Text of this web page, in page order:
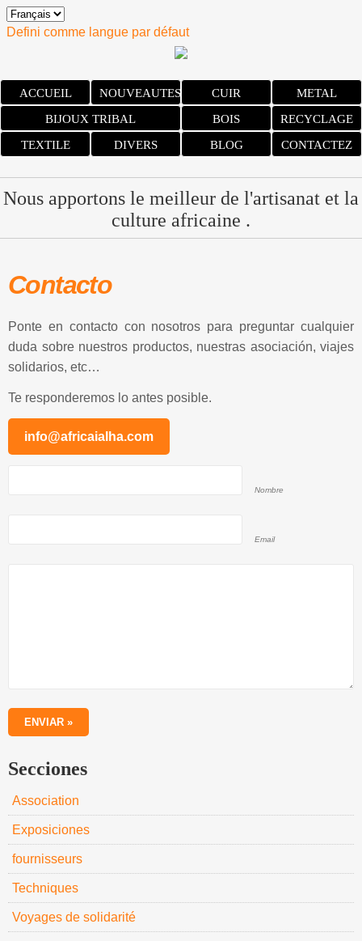
Defini comme langue par défaut
ACCUEIL NOUVEAUTES CUIR
METAL
BIJOUX TRIBAL
BOIS
RECYCLAGE
TEXTILE
DIVERS BLOG CONTACTEZ
Nous apportons le meilleur de l'artisanat et la
culture africaine .
Contacto
Ponte en contacto con nosotros para preguntar cualquier
duda sobre nuestros productos, nuestras asociación, viajes
solidarios, etc…
Te responderemos lo antes posible.
info@africaialha.com
Nombre
Email
ENVIAR »
Secciones
Association
Exposiciones
fournisseurs
Techniques
Voyages de solidarité